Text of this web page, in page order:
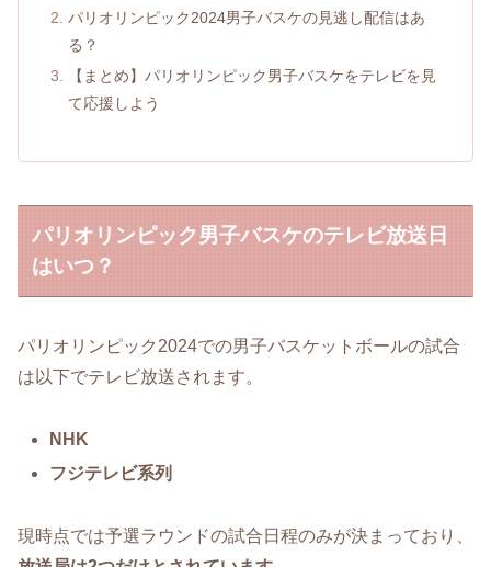
パリオリンピック2024男子バスケの見逃し配信はあ
る？
【まとめ】パリオリンピック男子バスケをテレビを見
て応援しよう
パリオリンピック男子バスケのテレビ放送日
はいつ？
パリオリンピック2024での男子バスケットボールの試合
は以下でテレビ放送されます。
NHK
フジテレビ系列
現時点では予選ラウンドの試合日程のみが決まっており、